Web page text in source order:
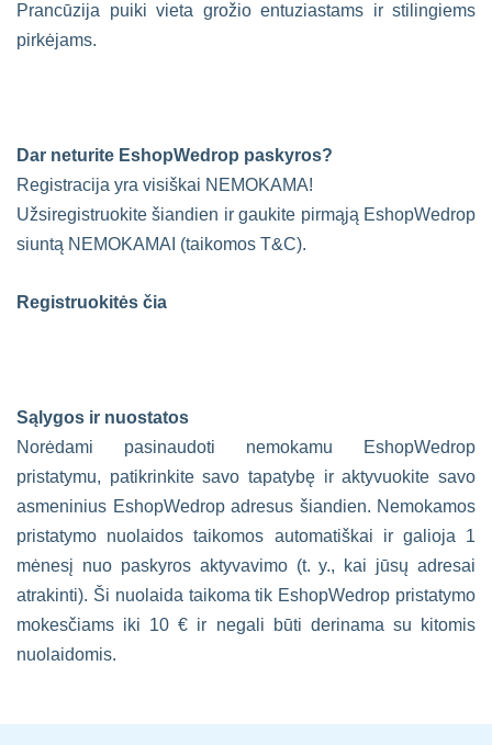
Prancūzija puiki vieta grožio entuziastams ir stilingiems
pirkėjams.
Dar neturite EshopWedrop paskyros?
Registracija yra visiškai NEMOKAMA!
Užsiregistruokite šiandien ir gaukite pirmąją EshopWedrop
siuntą NEMOKAMAI (taikomos T&C).
Registruokitės čia
Sąlygos ir nuostatos
Norėdami pasinaudoti nemokamu EshopWedrop
pristatymu, patikrinkite savo tapatybę ir aktyvuokite savo
asmeninius EshopWedrop adresus šiandien. Nemokamos
pristatymo nuolaidos taikomos automatiškai ir galioja 1
mėnesį nuo paskyros aktyvavimo (t. y., kai jūsų adresai
atrakinti). Ši nuolaida taikoma tik EshopWedrop pristatymo
mokesčiams iki 10 € ir negali būti derinama su kitomis
nuolaidomis.